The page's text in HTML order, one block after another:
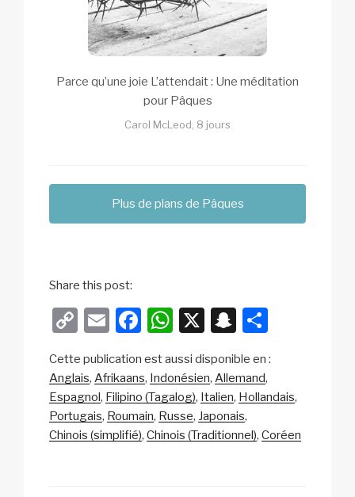
Parce qu’une joie L’attendait : Une méditation
pour Pâques
Carol McLeod, 8 jours
Plus de plans de Pâques
Share this post:
C
p
y
Li
n
E
ail
F
c
e
b
o
W
at
s
A
p
X
S
a
p
c
h
ta
g
Cette publication est aussi disponible en :
Anglais Afrikaans Indonésien Allemand
Espagnol Filipino (Tagalog) Italien Hollandais
Portugais Roumain Russe Japonais
Chinois (simplifié) Chinois (Traditionnel) Coréen